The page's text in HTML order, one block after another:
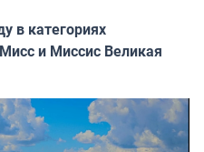
в категориях
и Миссис Великая